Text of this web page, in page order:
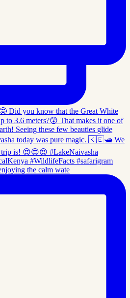
the calm wate